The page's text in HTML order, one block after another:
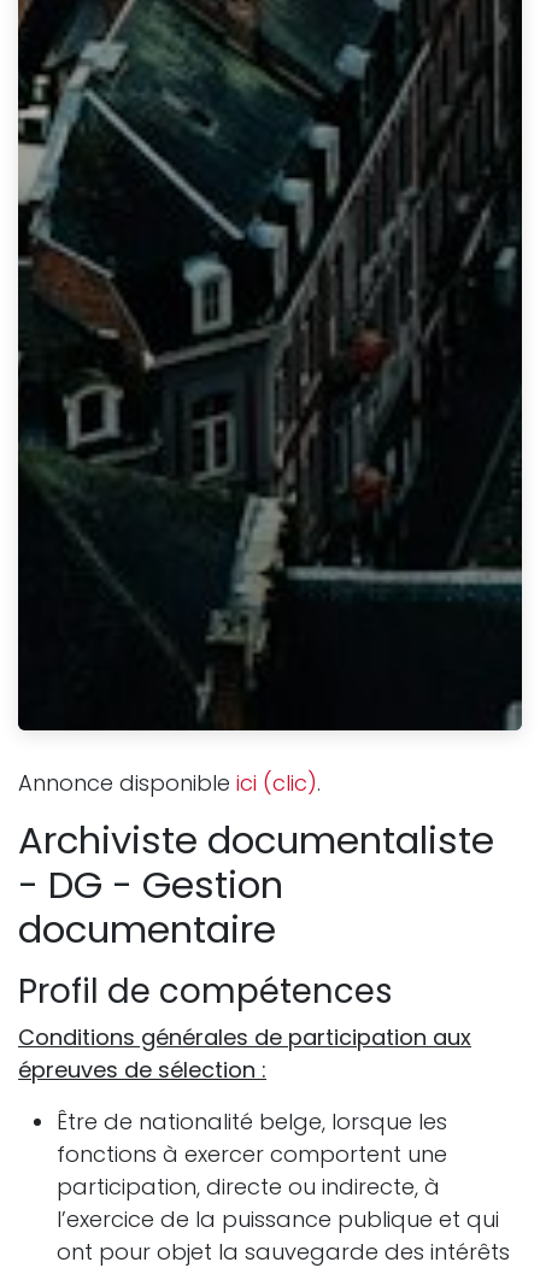
Annonce disponible ici (clic).
Archiviste documentaliste
- DG - Gestion
documentaire
Profil de compétences
Conditions générales de participation aux
épreuves de sélection :
Être de nationalité belge, lorsque les
fonctions à exercer comportent une
participation, directe ou indirecte, à
l’exercice de la puissance publique et qui
ont pour objet la sauvegarde des intérêts